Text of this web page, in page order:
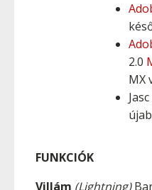
2.0
MX
FUNKCIÓK
Villám (Lightning)